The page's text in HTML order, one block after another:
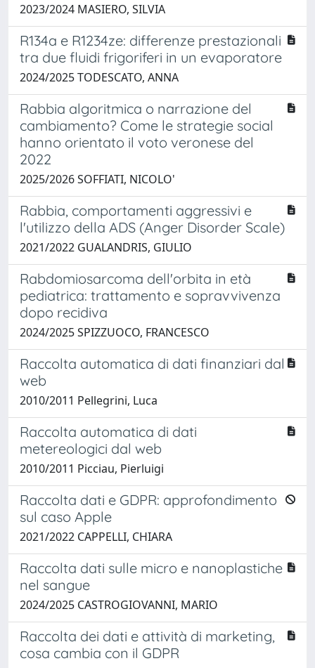
2023/2024 MASIERO, SILVIA
R134a e R1234ze: differenze prestazionali
tra due fluidi frigoriferi in un evaporatore
2024/2025 TODESCATO, ANNA
Rabbia algoritmica o narrazione del
cambiamento? Come le strategie social
hanno orientato il voto veronese del
2022
2025/2026 SOFFIATI, NICOLO'
Rabbia, comportamenti aggressivi e
l'utilizzo della ADS (Anger Disorder Scale)
2021/2022 GUALANDRIS, GIULIO
Rabdomiosarcoma dell'orbita in età
pediatrica: trattamento e sopravvivenza
dopo recidiva
2024/2025 SPIZZUOCO, FRANCESCO
Raccolta automatica di dati finanziari dal
web
2010/2011 Pellegrini, Luca
Raccolta automatica di dati
metereologici dal web
2010/2011 Picciau, Pierluigi
Raccolta dati e GDPR: approfondimento
sul caso Apple
2021/2022 CAPPELLI, CHIARA
Raccolta dati sulle micro e nanoplastiche
nel sangue
2024/2025 CASTROGIOVANNI, MARIO
Raccolta dei dati e attività di marketing,
cosa cambia con il GDPR